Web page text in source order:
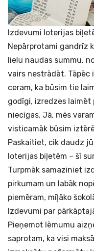
Izdevumi loterijas
Nepārprotami gandrīz
lielu naudas summu,
vairs nestrādāt. Tāpēc
ceram, ka būsim tie
godīgi, izredzes laimēt
niecīgas. Jā, mēs
visticamāk būsim
Paskaitiet, cik daudz
loterijas biļetēm – šī
Turpmāk samaziniet
pirkumam un labāk
piemēram, mīļāko
Izdevumi par
Pieņemot lēmumu
saprotam, ka visi